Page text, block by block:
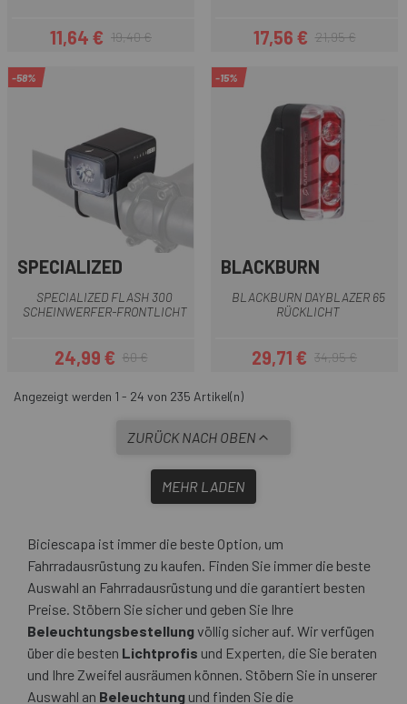
Preis
11,64 €Regulärer Preis
19,40 €
Preis
17,56 €Regulärer Preis
21,95 €
-58%
SPECIALIZED
SPECIALIZED FLASH 300
SCHEINWERFER-FRONTLICHT
Preis
24,99 €Regulärer Preis
60 €
-15%
BLACKBURN
BLACKBURN DAYBLAZER 65
RÜCKLICHT
Preis
29,71 €Regulärer Preis
34,95 €
Angezeigt werden 1 - 24 von 235 Artikel(n)
ZURÜCK NACH OBEN
MEHR LADEN
Biciescapa ist immer die beste Option, um
Fahrradausrüstung zu kaufen. Finden Sie immer die beste
Auswahl an Fahrradausrüstung und die garantiert besten
Preise. Stöbern Sie sicher und geben Sie Ihre
Beleuchtungsbestellungvöllig sicher auf. Wir verfügen
über die besten Lichtprofis und Experten, die Sie beraten
und Ihre Zweifel ausräumen können. Stöbern Sie in unserer
Auswahl an Beleuchtung und finden Sie die